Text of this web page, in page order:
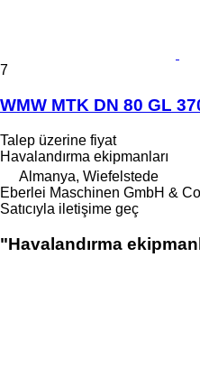
7
WMW MTK DN 80 GL
Talep üzerine fiyat
Havalandırma ekipmanları
Almanya, Wiefelstede
Eberlei Maschinen GmbH &
Satıcıyla iletişime geç
"Havalandırma